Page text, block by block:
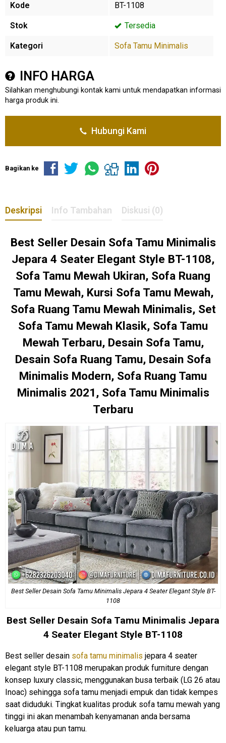
Kode BT-1108
Stok Tersedia
Kategori Sofa Tamu Minimalis
INFO HARGA
Silahkan menghubungi kontak kami untuk mendapatkan informasi
harga produk ini.
Hubungi Kami
Bagikan ke
Deskripsi Info Tambahan Diskusi (0)
Best Seller Desain Sofa Tamu Minimalis
Jepara 4 Seater Elegant Style BT-1108,
Sofa Tamu Mewah Ukiran, Sofa Ruang
Tamu Mewah, Kursi Sofa Tamu Mewah,
Sofa Ruang Tamu Mewah Minimalis, Set
Sofa Tamu Mewah Klasik, Sofa Tamu
Mewah Terbaru, Desain Sofa Tamu,
Desain Sofa Ruang Tamu, Desain Sofa
Minimalis Modern, Sofa Ruang Tamu
Minimalis 2021, Sofa Tamu Minimalis
Terbaru
Best Seller Desain Sofa Tamu Minimalis Jepara 4 Seater Elegant Style BT-
1108
Best Seller Desain Sofa Tamu Minimalis Jepara
4 Seater Elegant Style BT-1108
Best seller desain sofa tamu minimalis jepara 4 seater
elegant style BT-1108 merupakan produk furniture dengan
konsep luxury classic, menggunakan busa terbaik (LG 26 atau
Inoac) sehingga sofa tamu menjadi empuk dan tidak kempes
saat diduduki. Tingkat kualitas produk sofa tamu mewah yang
tinggi ini akan menambah kenyamanan anda bersama
keluarga atau pun tamu.